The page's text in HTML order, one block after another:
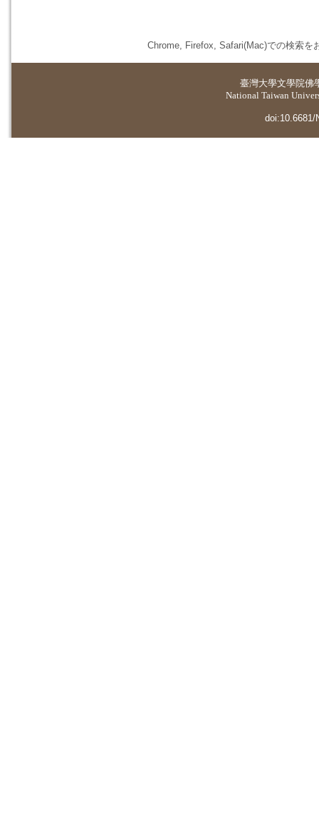
Chrome, Firefox, Safari(Mac)での検索を
臺灣大學文學院佛
National Taiwan
doi:10.6681/